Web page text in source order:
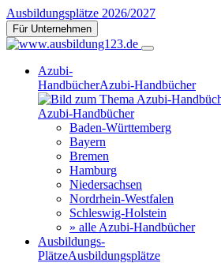
Ausbildungsplätze 2026/2027
Für Unternehmen
Azubi-
HandbücherAzubi-Handbücher
Azubi-Handbücher
Baden-Württemberg
Bayern
Bremen
Hamburg
Niedersachsen
Nordrhein-Westfalen
Schleswig-Holstein
» alle Azubi-Handbücher
Ausbildungs-
PlätzeAusbildungsplätze